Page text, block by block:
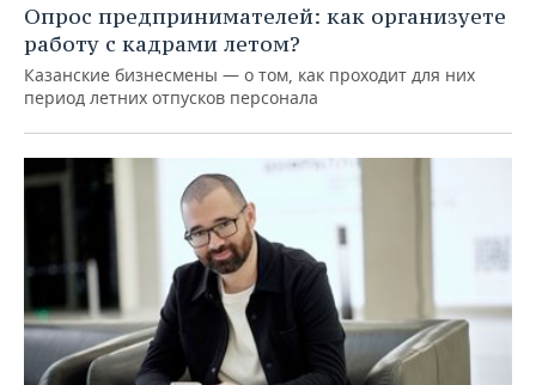
Опрос предпринимателей: как организуете
работу с кадрами летом?
Казанские бизнесмены — о том, как проходит для них
период летних отпусков персонала